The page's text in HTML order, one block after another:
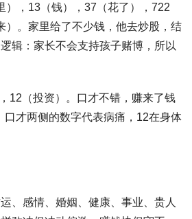
），13（钱），37（花了），722
）。家里给了不少钱，他去炒股，结
辑：家长不会支持孩子赌博，所以
12（投资）。口才不错，赚来了钱
口才两侧的数字代表病痛，12在身体
、感情、婚姻、健康、事业、贵人